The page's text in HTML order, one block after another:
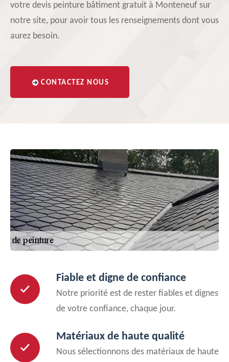
votre devis peinture bâtiment gratuit à Monteneuf sur
notre site, pour avoir tous les renseignements dont vous
aurez besoin.
CONTACTEZ NOUS
Fiable et digne de confiance
Notre priorité est de rester fiables et dignes
de votre confiance, chaque jour.
Matériaux de haute qualité
Nous sélectionnons des matériaux de haute